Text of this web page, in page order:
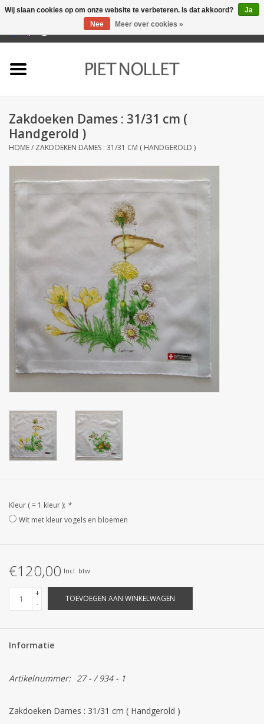
Badlinnen
Tafellinnen
Keukenlinnen
Sokken
Zakdoeken
Pullover
Huis en nacht kledij ( HEREN
Kledij
GESCHENK ARTIKELEN
MAATWERK
Jacht en Zeilboten ,
Huis en nacht kledij (
Zakdoeken Dames : 31/31 cm (
Handgerold )
HOME/ ZAKDOEKEN DAMES : 31/31 CM ( HANDGEROLD )
Kleur ( = 1 kleur ): *
Wit met kleur vogels en bloemen
€120,00 Incl. btw
+
-
TOEVOEGEN AAN WINKELWAGEN
Informatie
Artikelnummer: 27 - / 934 - 1
Zakdoeken Dames : 31/31 cm ( Handgerold )
Wij slaan cookies op om onze website te verbeteren. Is dat akkoord?
Ja
Nee
Meer over cookies »